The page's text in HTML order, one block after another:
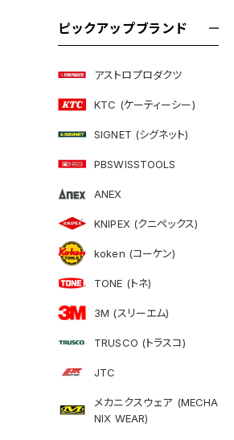
ピックアップブランド
アストロプロダクツ
KTC (ケーティーシー)
SIGNET (シグネット)
PBSWISSTOOLS
ANEX
KNIPEX (クニペックス)
koken (コーケン)
TONE (トネ)
3M (スリーエム)
TRUSCO (トラスコ)
JTC
メカニクスウェア (MECHA
NIX WEAR)